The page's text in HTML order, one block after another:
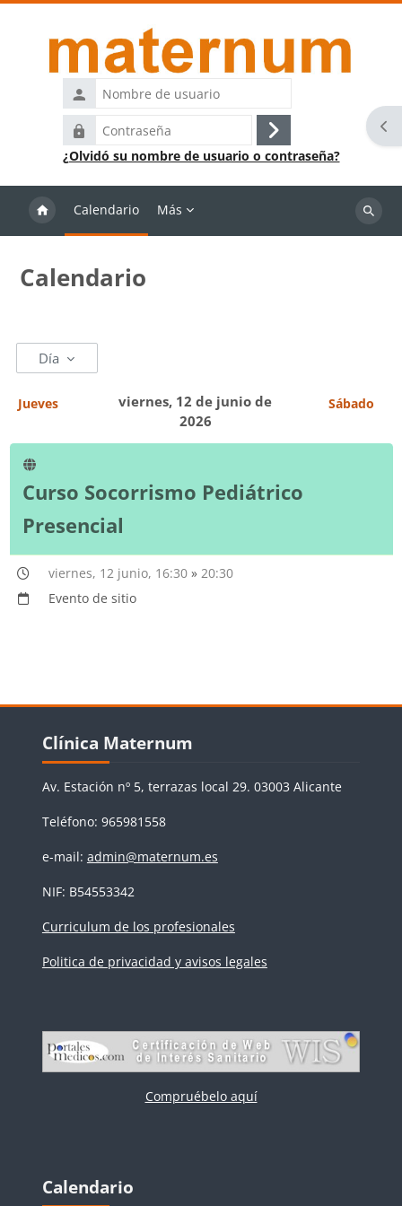
Nombre
de
usuario
Contraseña
Acceder
¿Olvidó su nombre de usuario o contraseña?
Calendario Más
Buscar
Calendario
Día
Jueves
viernes, 12 de junio de
2026
Sábado
Curso Socorrismo Pediátrico
Presencial
viernes, 12 junio, 16:30 » 20:30
Evento de sitio
Bloques
Clínica Maternum
Av. Estación nº 5, terrazas local 29. 03003 Alicante
Teléfono: 965981558
e-mail: admin@maternum.es
NIF: B54553342
Curriculum de los profesionales
Politica de privacidad y avisos legales
Compruébelo aquí
Bloques
Calendario